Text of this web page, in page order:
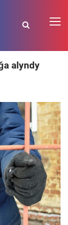
alyndy